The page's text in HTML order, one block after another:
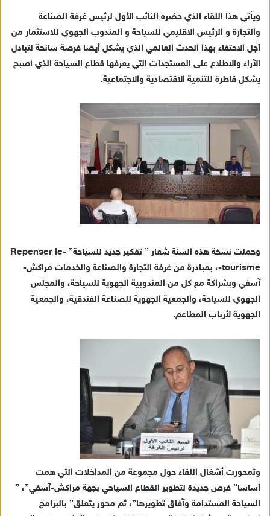
ك
ت
ر
و
ن
ا
ويأتي هذا اللقاء الذي حضره النائب الأول لرئيس غرفة الصناعة
والتجارة و الرئيس الاقليمي للسياحة و المندوب الجهوي للاستثمار من
أجل الاحتفاء بهذا الحدث العالمي الذي يشكل أيضا فرصة سانحة لتبادل
الآراء والاطلاع على المستجدات التي يعرفها قطاع السياحة الذي أصبح
يشكل قاطرة للتنمية الاقتصادية والاجتماعية.
وحملت نسخة هذه السنة شعار ” تفكير جديد للسياحة” -Repenser le
tourisme-، بمبادرة من غرفة التجارة والصناعة والخدمات مراكش-
آسفي وبشراكة مع كل من المندوبية الجهوية للسياحة، والمجلس
الجهوي للسياحة، والجمعية الجهوية للصناعة الفندقية، والجمعية
الجهوية لأرباب المطاعم.
وتمحورت أشغال اللقاء حول مجموعة من المداخلات التي همت
أساسا” فرص جديدة لتطوير القطاع السياحي بجهة مراكش-آسفي”، ”
السياحة المستدامة وآفاق تطويرها”، ثم محور يتعلق” بالبرامج